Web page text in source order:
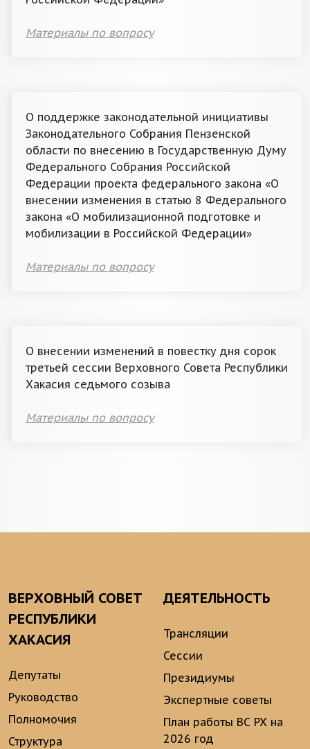
Материалы по вопросу
О поддержке законодательной инициативы
Законодательного Собрания Пензенской
области по внесению в Государственную Думу
Федерального Собрания Российской
Федерации проекта федерального закона «О
внесении изменения в статью 8 Федерального
закона «О мобилизационной подготовке и
мобилизации в Российской Федерации»
Материалы по вопросу
О внесении изменений в повестку дня сорок
третьей сессии Верховного Совета Республики
Хакасия седьмого созыва
Материалы по вопросу
ВЕРХОВНЫЙ СОВЕТ
РЕСПУБЛИКИ
ХАКАСИЯ
Депутаты
Руководство
Полномочия
Структура
ДЕЯТЕЛЬНОСТЬ
Трансляции
Сессии
Президиумы
Экспертные советы
План работы ВС РХ на
2026 год